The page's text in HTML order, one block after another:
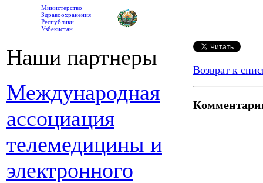
Министерство
Здравоохранения
Республики
Узбекистан
Наши партнеры
Международная
ассоциация
телемедицины и
электронного
Возврат к